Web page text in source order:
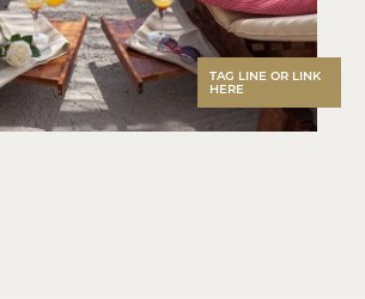
TAG LINE OR LINK
HERE